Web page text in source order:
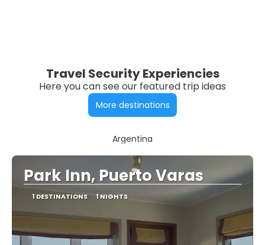
Travel Security Experiencies
Here you can see our featured trip ideas
More destinations
Argentina
Park Inn, Puerto Varas
1 DESTINATIONS 1 NIGHTS